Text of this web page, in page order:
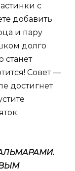
с
добавить
и пару
долго
станет
Совет —
достигнет